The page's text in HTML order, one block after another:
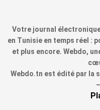
Votre journal
en Tunisie en temps réel :
et plus encore. Webdo,
Webdo.tn est édité par la